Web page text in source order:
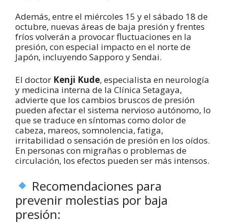
Además, entre el miércoles 15 y el sábado 18 de
octubre, nuevas áreas de baja presión y frentes
fríos volverán a provocar fluctuaciones en la
presión, con especial impacto en el norte de
Japón, incluyendo Sapporo y Sendai.
El doctor Kenji Kude, especialista en neurología
y medicina interna de la Clínica Setagaya,
advierte que los cambios bruscos de presión
pueden afectar el sistema nervioso autónomo, lo
que se traduce en síntomas como dolor de
cabeza, mareos, somnolencia, fatiga,
irritabilidad o sensación de presión en los oídos.
En personas con migrañas o problemas de
circulación, los efectos pueden ser más intensos.
Recomendaciones para
prevenir molestias por baja
presión: